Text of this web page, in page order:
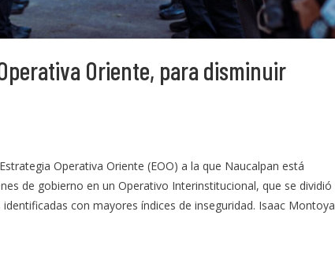
Oriente, para disminuir
Operativa Oriente (EOO) a la que Naucalpan está
de gobierno en un Operativo Interinstitucional, que se dividió
con mayores índices de inseguridad. Isaac Montoya